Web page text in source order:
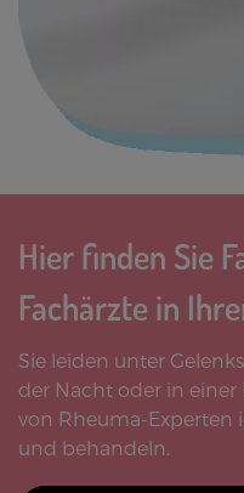
Hier finden Sie
Fachärzte in
Sie leiden unter
der Nacht oder in einer
von Rheuma-Experten
und behandeln.